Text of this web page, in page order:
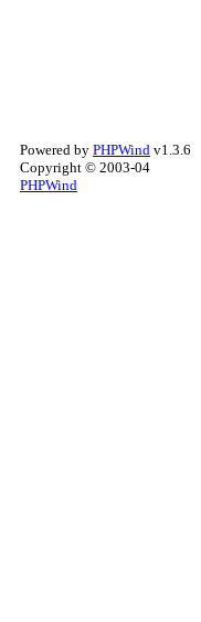
Powered by PHPWind v1.3.6
Copyright © 2003-04
PHPWind